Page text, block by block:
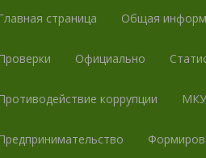
страница Общая
Официально
коррупции